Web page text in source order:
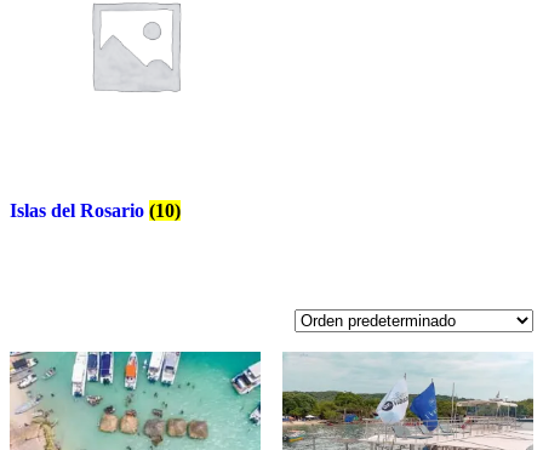
Islas del Rosario (10)